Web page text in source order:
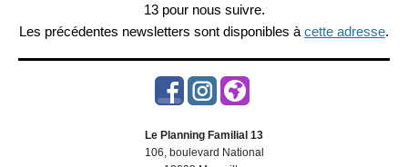
13 pour nous suivre.
Les précédentes newsletters sont disponibles à cette adresse.
Le Planning Familial 13
106, boulevard National